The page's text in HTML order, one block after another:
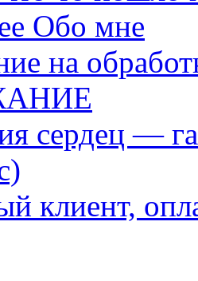
Обо мне
на
сердец —
клиент,